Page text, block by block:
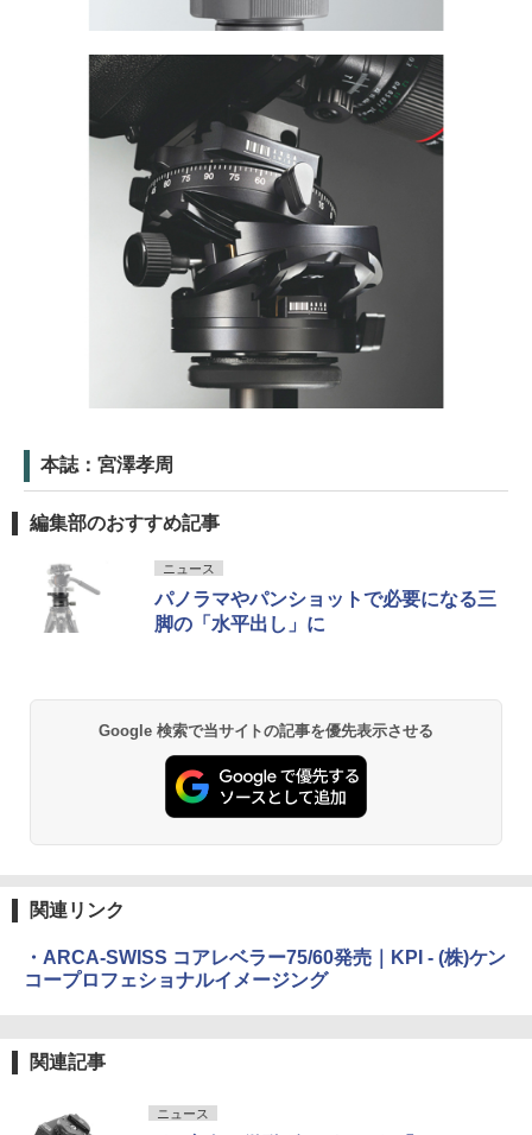
本誌：宮澤孝周
編集部のおすすめ記事
ニュース
パノラマやパンショットで必要になる三
脚の「水平出し」に
Google 検索で当サイトの記事を優先表示させる
関連リンク
・ARCA-SWISS コアレベラー75/60発売｜KPI - (株)ケン
コープロフェショナルイメージング
関連記事
ニュース